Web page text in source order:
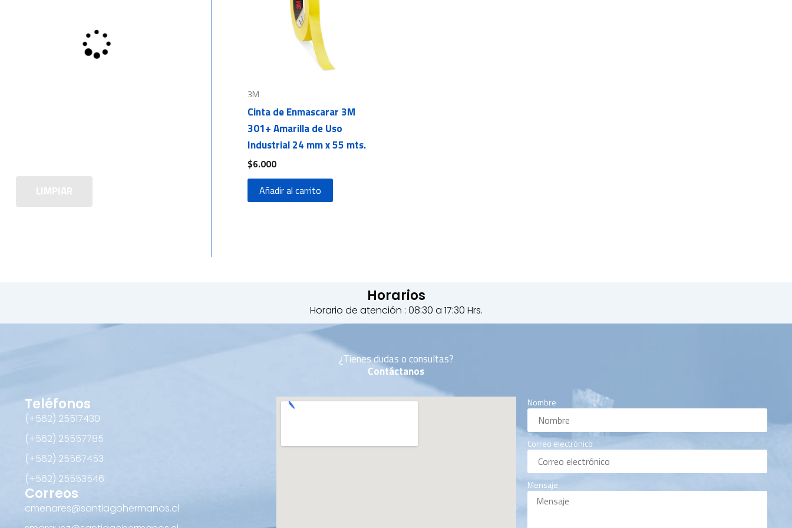
LIMPIAR
3M
Cinta de Enmascarar 3M
301+ Amarilla de Uso
Industrial 24 mm x 55 mts.
$6.000
Añadir al carrito
Horarios
Horario de atención : 08:30 a 17:30 Hrs.
¿Tienes dudas o consultas?
Contáctanos
Teléfonos
(+562) 25517430‬
(+562) 25557785
(+562) 25567453‬
(+562) ‪25553546
Correos
cmenares@santiagohermanos.cl
Nombre
Correo electrónico
Mensaje